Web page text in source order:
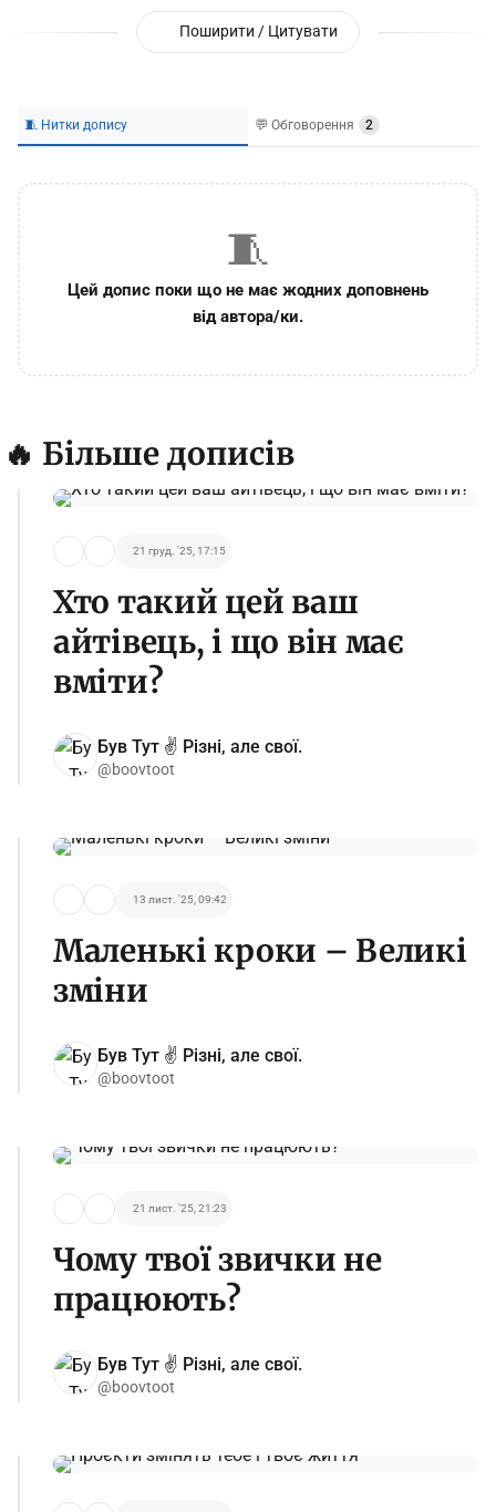
Поширити / Цитувати
🧵 Нитки допису 💬 Обговорення 2
🧵
Цей допис поки що не має жодних доповнень
від автора/ки.
🔥 Більше дописів
21 груд. '25, 17:15
Хто такий цей ваш
айтівець, і що він має
вміти?
Був Тут ✌️ Різні, але свої.
@boovtoot
13 лист. '25, 09:42
Маленькі кроки – Великі
зміни
Був Тут ✌️ Різні, але свої.
@boovtoot
21 лист. '25, 21:23
Чому твої звички не
працюють?
Був Тут ✌️ Різні, але свої.
@boovtoot